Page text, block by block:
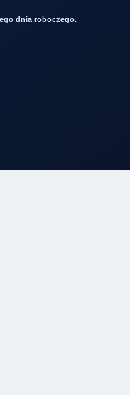
dnia roboczego.